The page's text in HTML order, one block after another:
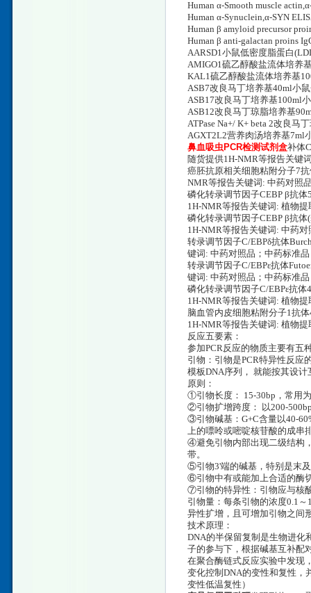
Human α-Smooth muscle
Human α-Synuclein,α-SYN
Human β amyloid precursor
Human β anti-galactan proins
AARSD1小鼠低密度脂蛋白
AMIGO1硫乙醇酸盐流体培养
KAL1硫乙醇酸盐流体培养基
ASB7改良马丁培养基40ml小
ASB17改良马丁培养基100ml
ASB12改良马丁琼脂培养基
ATPase Na+/ K+ beta 2改良马
AGXT2L2营养肉汤培养基7ml
鼻血吸虫PCR检测试剂盒补体
随货提供1H-NMR等报告关键
癌胚抗原相关细胞粘附分子7
NMR等报告关键词: 中药对照
磷化转录调节因子CEBP β抗
1H-NMR等报告关键词: 植物
磷化转录调节因子CEBP β抗体
1H-NMR等报告关键词: 中药
转录调节因子C/EBPδ抗体
键词: 中药对照品；中药标准
转录调节因子C/EBPε抗体
键词: 中药对照品；中药标准
磷化转录调节因子C/EBPε抗体
1H-NMR等报告关键词: 植物
脑血管内皮细胞粘附分子1抗
1H-NMR等报告关键词: 植物
反应五要素：
参加PCR反应的物质主要有五
引物：引物是PCR特异性反应
模板DNA序列， 就能按其设
原则：
①引物长度： 15-30bp，常用
②引物扩增跨度： 以200-
③引物碱基：G+C含量以40-
上的嘌呤或嘧啶核苷酸的成串
④避免引物内部出现二级结构
带。
⑤引物3'端的碱基，特别是末
⑥引物中有或能加上合适的酶
⑦引物的特异性：引物应与核
引物量：每条引物的浓度0.1
异性扩增，且可增加引物之间
技术原理：
DNA的半保留复制是生物进化
子的参与下，根据碱基互补配
在聚合酶链式反应实验中发现
变化控制DNA的变性和复性，
变性低温复性）